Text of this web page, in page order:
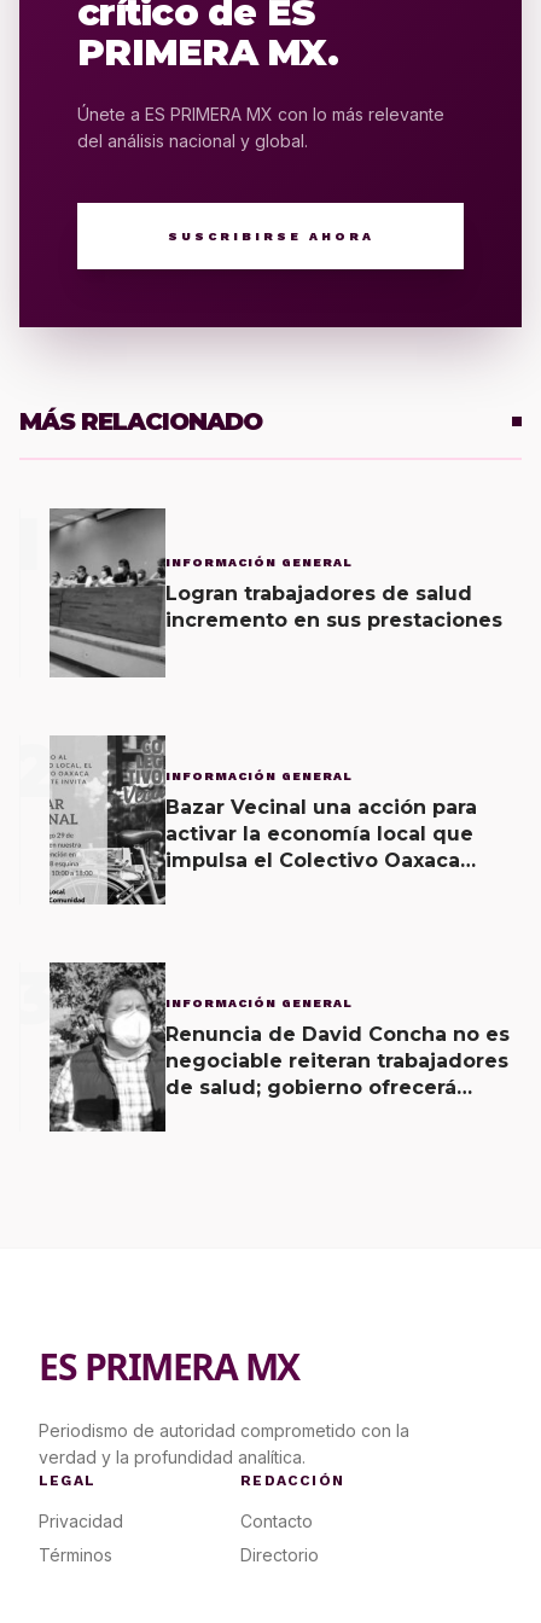
crítico de ES
PRIMERA MX.
Únete a ES PRIMERA MX con lo más relevante
del análisis nacional y global.
SUSCRIBIRSE AHORA
MÁS RELACIONADO
INFORMACIÓN GENERAL
Logran trabajadores de salud
incremento en sus prestaciones
2 INFORMACIÓN GENERAL
Bazar Vecinal una acción para
activar la economía local que
impulsa el Colectivo Oaxaca
3 INFORMACIÓN GENERAL
Renuncia de David Concha no es
negociable reiteran trabajadores
de salud; gobierno ofrecerá
ES PRIMERA MX
Periodismo de autoridad comprometido con la
verdad y la profundidad analítica.
LEGAL
Privacidad
Términos
REDACCIÓN
Contacto
Directorio